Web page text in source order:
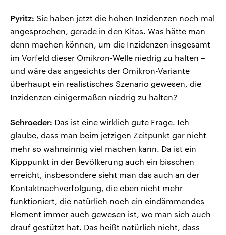
Pyritz: Sie haben jetzt die hohen Inzidenzen noch mal
angesprochen, gerade in den Kitas. Was hätte man
denn machen können, um die Inzidenzen insgesamt
im Vorfeld dieser Omikron-Welle niedrig zu halten –
und wäre das angesichts der Omikron-Variante
überhaupt ein realistisches Szenario gewesen, die
Inzidenzen einigermaßen niedrig zu halten?
Schroeder: Das ist eine wirklich gute Frage. Ich
glaube, dass man beim jetzigen Zeitpunkt gar nicht
mehr so wahnsinnig viel machen kann. Da ist ein
Kipppunkt in der Bevölkerung auch ein bisschen
erreicht, insbesondere sieht man das auch an der
Kontaktnachverfolgung, die eben nicht mehr
funktioniert, die natürlich noch ein eindämmendes
Element immer auch gewesen ist, wo man sich auch
drauf gestützt hat. Das heißt natürlich nicht, dass